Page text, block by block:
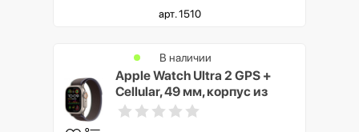
арт. 1510
Apple Watch Ultra 2 GPS +
Cellular, 49 мм, корпус из
титана, ремешок Trail синего/
В наличии